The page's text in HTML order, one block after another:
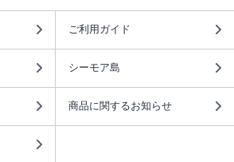
ご利用ガイド
シーモア島
商品に関するお知らせ